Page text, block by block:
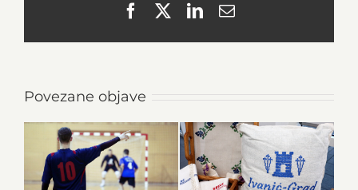
FacebookLinkedIn
Email
Povezane objave